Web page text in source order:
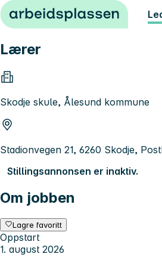
Hopp til innhold
Lærer
Skodje skule, Ålesund kommune
Stadionvegen 21, 6260 Skodje,
Stillingsannonsen er inaktiv.
Om jobben
Lagre favoritt
Oppstart
1. august 2026